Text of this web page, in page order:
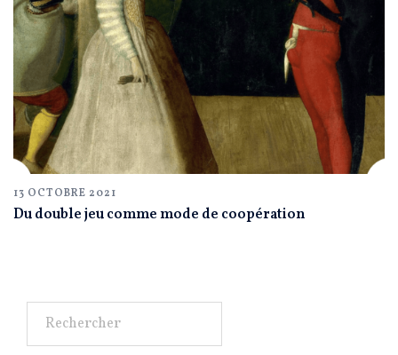
13 OCTOBRE 2021
Du double jeu comme mode de coopération
Rechercher